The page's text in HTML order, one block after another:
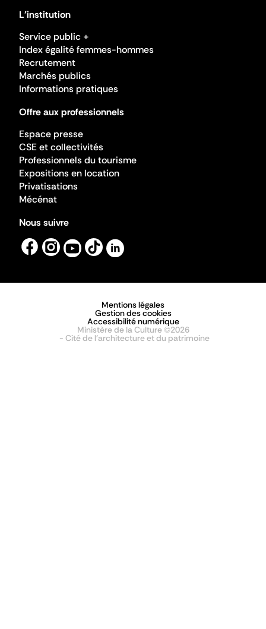
L'institution
Service public +
Index égalité femmes-hommes
Recrutement
Marchés publics
Informations pratiques
Offre aux professionnels
Espace presse
CSE et collectivités
Professionnels du tourisme
Expositions en location
Privatisations
Mécénat
Nous suivre
Mentions légales
Gestion des cookies
Accessibilité numérique
Ministère de la Culture ©2026
- Cité de l'architecture et du patrimoine